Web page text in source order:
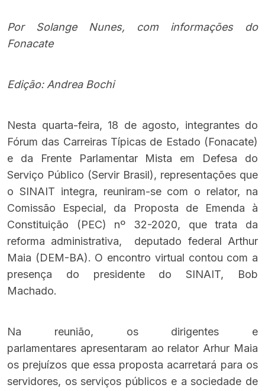
Por Solange Nunes, com informações do
Fonacate
Edição: Andrea Bochi
Nesta quarta-feira, 18 de agosto, integrantes do
Fórum das Carreiras Típicas de Estado (Fonacate)
e da Frente Parlamentar Mista em Defesa do
Serviço Público (Servir Brasil), representações que
o SINAIT integra, reuniram-se com o relator, na
Comissão Especial, da Proposta de Emenda à
Constituição (PEC) nº 32-2020, que trata da
reforma administrativa, deputado federal Arthur
Maia (DEM-BA). O encontro virtual contou com a
presença do presidente do SINAIT, Bob
Machado.
Na reunião, os dirigentes e
parlamentares apresentaram ao relator Arhur Maia
os prejuízos que essa proposta acarretará para os
servidores, os serviços públicos e a sociedade de